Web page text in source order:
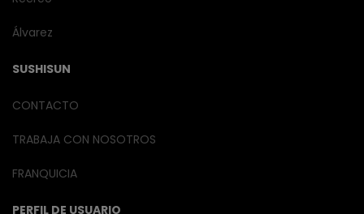
Álvarez
SUSHISUN
CONTACTO
TRABAJA CON NOSOTROS
FRANQUICIA
PERFIL DE USUARIO